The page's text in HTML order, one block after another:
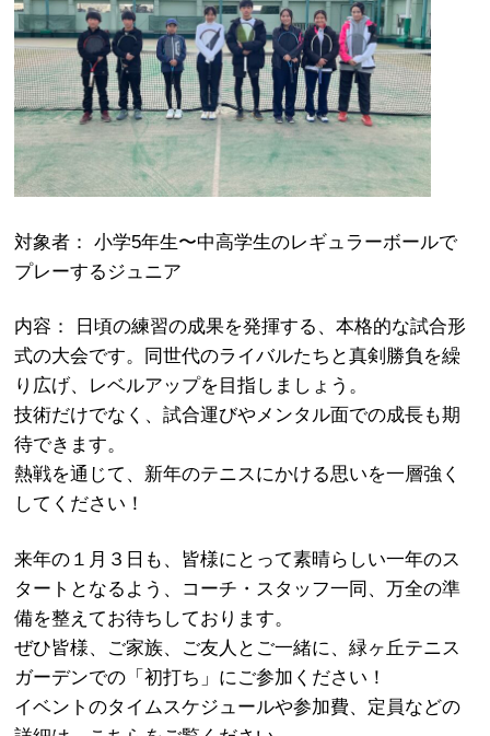
対象者： 小学5年生〜中高学生のレギュラーボールで
プレーするジュニア
内容： 日頃の練習の成果を発揮する、本格的な試合形
式の大会です。同世代のライバルたちと真剣勝負を繰
り広げ、レベルアップを目指しましょう。
技術だけでなく、試合運びやメンタル面での成長も期
待できます。
熱戦を通じて、新年のテニスにかける思いを一層強く
してください！
来年の１月３日も、皆様にとって素晴らしい一年のス
タートとなるよう、コーチ・スタッフ一同、万全の準
備を整えてお待ちしております。
ぜひ皆様、ご家族、ご友人とご一緒に、緑ヶ丘テニス
ガーデンでの「初打ち」にご参加ください！
イベントのタイムスケジュールや参加費、定員などの